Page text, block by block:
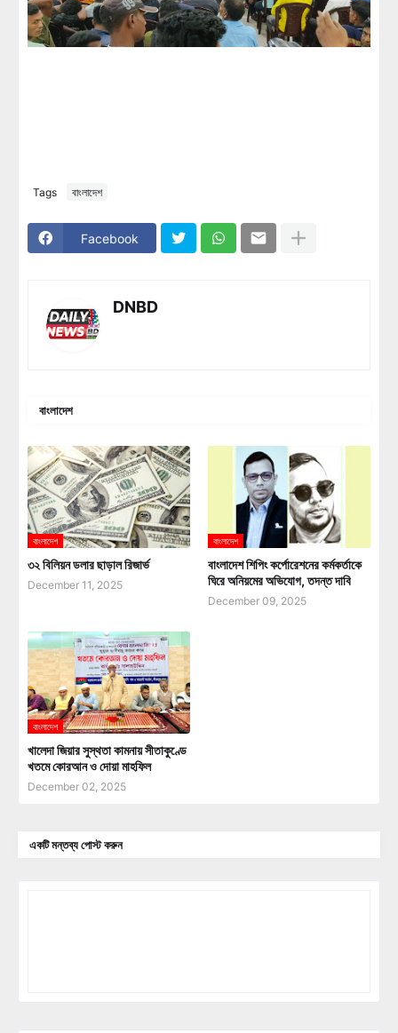
Tags বাংলাদেশ
Facebook
DNBD
বাংলাদেশ
বাংলাদেশ
৩২ বিলিয়ন ডলার ছাড়াল রিজার্ভ
December 11, 2025
বাংলাদেশ
বাংলাদেশ শিপিং কর্পোরেশনের কর্মকর্তাকে
ঘিরে অনিয়মের অভিযোগ, তদন্ত দাবি
December 09, 2025
বাংলাদেশ
খালেদা জিয়ার সুস্থতা কামনায় সীতাকুণ্ডে
খতমে কোরআন ও দোয়া মাহফিল
December 02, 2025
একটি মন্তব্য পোস্ট করুন